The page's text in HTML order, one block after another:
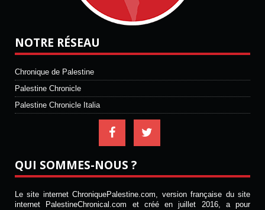
NOTRE RÉSEAU
Chronique de Palestine
Palestine Chronicle
Palestine Chronicle Italia
QUI SOMMES-NOUS ?
Le site internet ChroniquePalestine.com, version française du site
internet PalestineChronical.com et créé en juillet 2016, a pour